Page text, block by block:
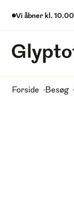
Vi åbner kl. 10.00
Glyptoteket
Brødkrummesti
Forside Besøg